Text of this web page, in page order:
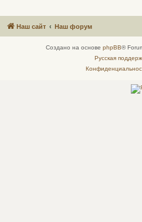
Наш сайт Наш форум
Создано на основе phpBB®
Русская